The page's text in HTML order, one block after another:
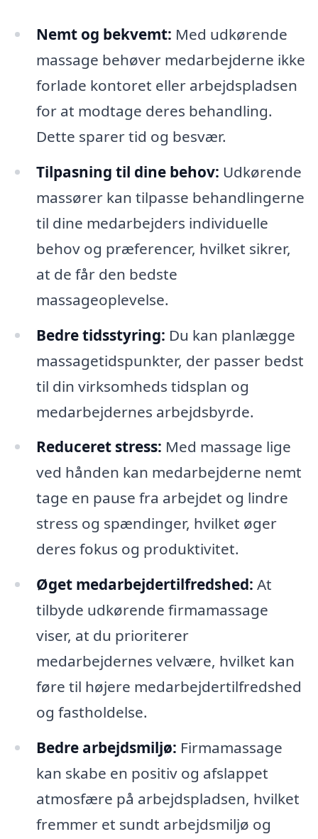
Nemt og bekvemt: Med udkørende
massage behøver medarbejderne ikke
forlade kontoret eller arbejdspladsen
for at modtage deres behandling.
Dette sparer tid og besvær.
Tilpasning til dine behov: Udkørende
massører kan tilpasse behandlingerne
til dine medarbejders individuelle
behov og præferencer, hvilket sikrer,
at de får den bedste
massageoplevelse.
Bedre tidsstyring: Du kan planlægge
massagetidspunkter, der passer bedst
til din virksomheds tidsplan og
medarbejdernes arbejdsbyrde.
Reduceret stress: Med massage lige
ved hånden kan medarbejderne nemt
tage en pause fra arbejdet og lindre
stress og spændinger, hvilket øger
deres fokus og produktivitet.
Øget medarbejdertilfredshed: At
tilbyde udkørende firmamassage
viser, at du prioriterer
medarbejdernes velvære, hvilket kan
føre til højere medarbejdertilfredshed
og fastholdelse.
Bedre arbejdsmiljø: Firmamassage
kan skabe en positiv og afslappet
atmosfære på arbejdspladsen, hvilket
fremmer et sundt arbejdsmiljø og